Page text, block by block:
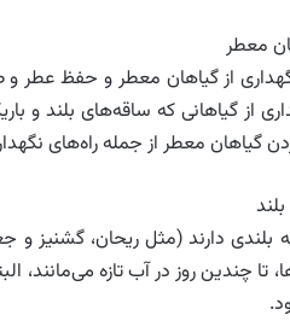
معطر
از گیاهان معطر و حفظ عطر و
از گیاهانی که ساقه‌های بلند
گیاهان معطر از جمله راه‌های
بلندی دارند (مثل ریحان، گشنیز و
تا چندین روز در آب تازه